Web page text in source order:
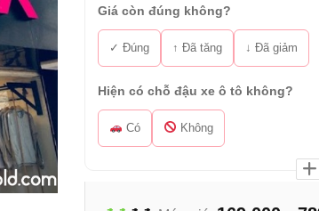
Giá còn đúng không?
✓ Đúng ↑ Đã tăng ↓ Đã giảm
Hiện có chỗ đậu xe ô tô không?
Có Không